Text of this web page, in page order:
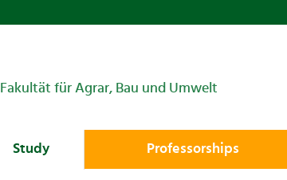
Fakultät für Agrar, Bau und Umwelt
Study Professorships